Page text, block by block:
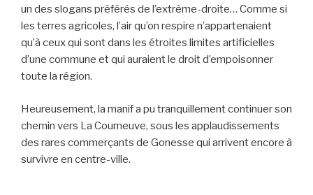
un des slogans préférés de l’extrême-droite… Comme si
les terres agricoles, l’air qu’on respire n’appartenaient
qu’à ceux qui sont dans les étroites limites artificielles
d’une commune et qui auraient le droit d’empoisonner
toute la région.
Heureusement, la manif a pu tranquillement continuer son
chemin vers La Courneuve, sous les applaudissements
des rares commerçants de Gonesse qui arrivent encore à
survivre en centre-ville.